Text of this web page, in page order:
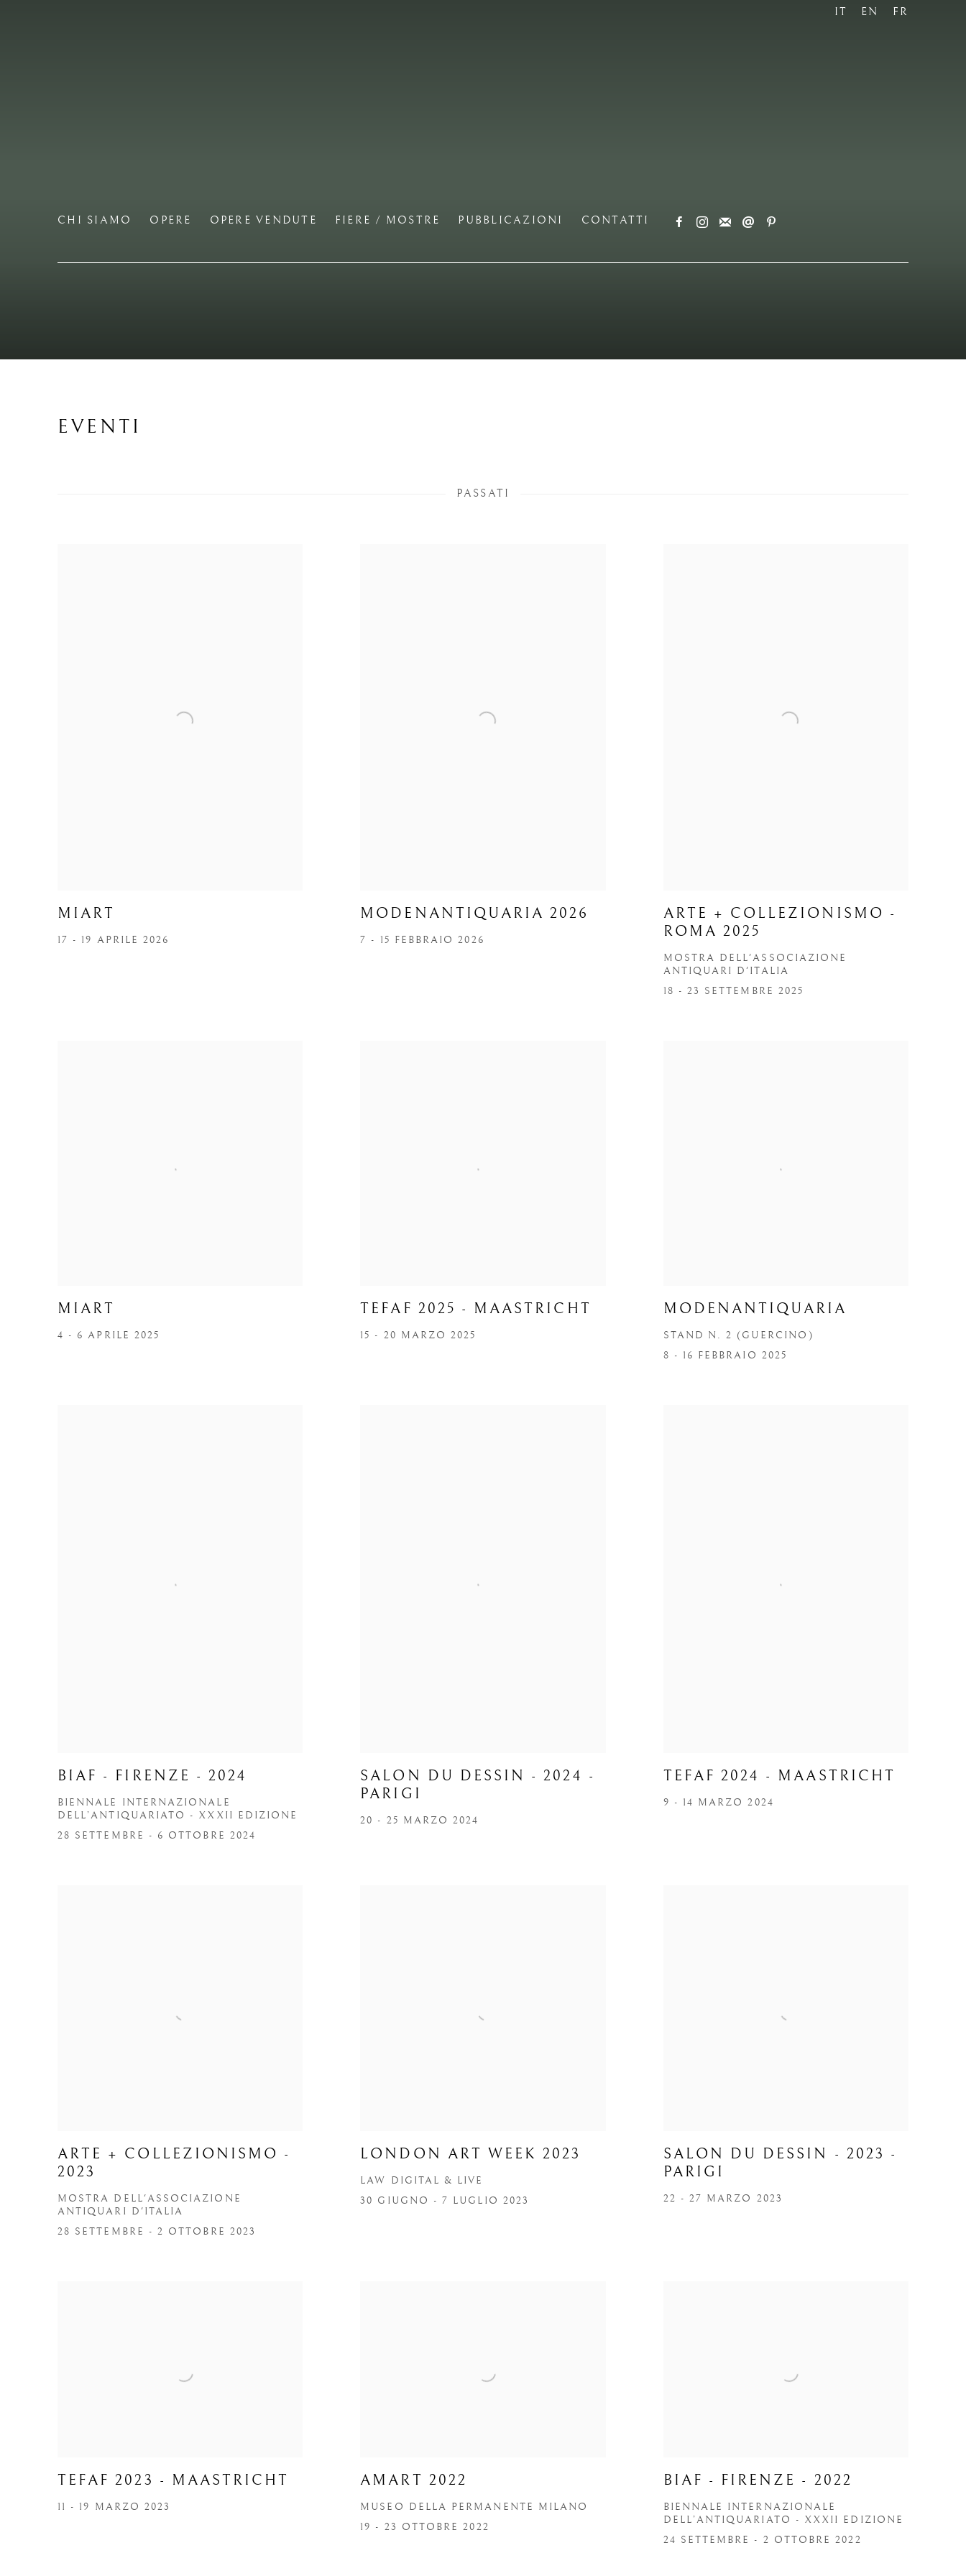
CHI SIAMO OPERE OPERE VENDUTE FIERE / MOSTRE PUBBLICAZIONI CONTATTI
IT EN FR
EVENTI
PASSATI
MIART
17 - 19 APRILE 2026
MODENANTIQUARIA 2026
7 - 15 FEBBRAIO 2026
ARTE + COLLEZIONISMO -
ROMA 2025
MOSTRA DELL'ASSOCIAZIONE
ANTIQUARI D'ITALIA
18 - 23 SETTEMBRE 2025
MIART
4 - 6 APRILE 2025
TEFAF 2025 - MAASTRICHT
15 - 20 MARZO 2025
MODENANTIQUARIA
STAND N. 2 (GUERCINO)
8 - 16 FEBBRAIO 2025
BIAF - FIRENZE - 2024
BIENNALE INTERNAZIONALE
DELL’ANTIQUARIATO - XXXII EDIZIONE
28 SETTEMBRE - 6 OTTOBRE 2024
SALON DU DESSIN - 2024 -
PARIGI
20 - 25 MARZO 2024
TEFAF 2024 - MAASTRICHT
9 - 14 MARZO 2024
ARTE + COLLEZIONISMO -
2023
MOSTRA DELL'ASSOCIAZIONE
ANTIQUARI D'ITALIA
28 SETTEMBRE - 2 OTTOBRE 2023
LONDON ART WEEK 2023
LAW DIGITAL & LIVE
30 GIUGNO - 7 LUGLIO 2023
SALON DU DESSIN - 2023 -
PARIGI
22 - 27 MARZO 2023
TEFAF 2023 - MAASTRICHT
11 - 19 MARZO 2023
AMART 2022
MUSEO DELLA PERMANENTE MILANO
19 - 23 OTTOBRE 2022
BIAF - FIRENZE - 2022
BIENNALE INTERNAZIONALE
DELL’ANTIQUARIATO - XXXII EDIZIONE
24 SETTEMBRE - 2 OTTOBRE 2022